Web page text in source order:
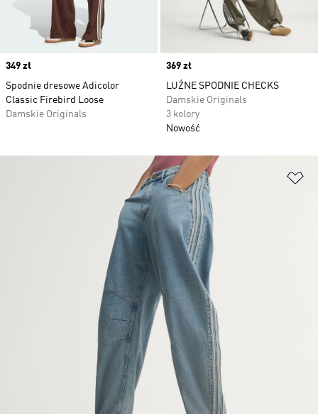
Price
349 zł
Spodnie dresowe Adicolor
Classic Firebird Loose
Damskie Originals
Price
369 zł
LUŹNE SPODNIE CHECKS
Damskie Originals
3 kolory
Nowość